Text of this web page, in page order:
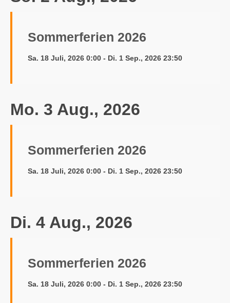
Sommerferien 2026
Sa. 18 Juli, 2026 0:00 - Di. 1 Sep., 2026 23:50
Mo. 3 Aug., 2026
Sommerferien 2026
Sa. 18 Juli, 2026 0:00 - Di. 1 Sep., 2026 23:50
Di. 4 Aug., 2026
Sommerferien 2026
Sa. 18 Juli, 2026 0:00 - Di. 1 Sep., 2026 23:50